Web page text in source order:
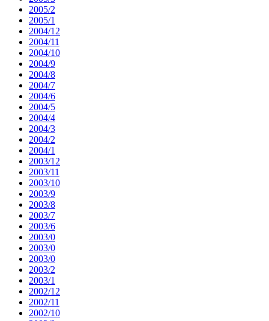
2005/2
2005/1
2004/12
2004/11
2004/10
2004/9
2004/8
2004/7
2004/6
2004/5
2004/4
2004/3
2004/2
2004/1
2003/12
2003/11
2003/10
2003/9
2003/8
2003/7
2003/6
2003/0
2003/0
2003/0
2003/2
2003/1
2002/12
2002/11
2002/10